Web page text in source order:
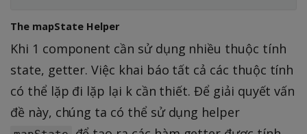
The mapState Helper
Khi 1 component cần sử dụng nhiều thuộc tính
state, getter. Việc khai báo tất cả các thuộc tính
có thể lặp đi lặp lại k cần thiết. Để giải quyết vấn
đề này, chúng ta có thể sử dụng helper